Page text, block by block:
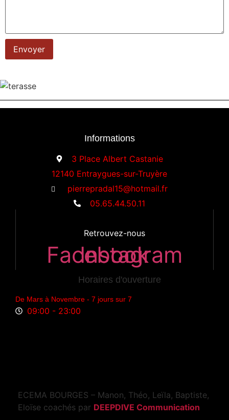
Envoyer
Informations
3 Place Albert Castanie
12140 Entraygues-sur-Truyère
pierrepradal15@hotmail.fr
05.65.44.50.11
Retrouvez-nous
Facebook
Instagram
Horaires d'ouverture
De Mars à Novembre - 7 jours sur 7
09:00 - 23:00
ECEMA BOURGES – Manon, Théo, Leïla, Baptiste,
Eloïse coachés par DEEPDIVE Communication